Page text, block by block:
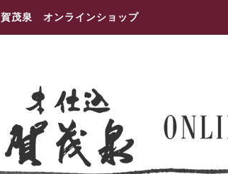
賀茂泉 オンラインショップ